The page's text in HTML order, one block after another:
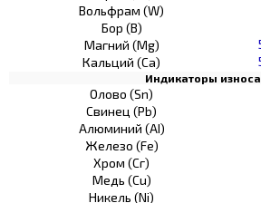
Вольфрам (W)
Бор (В)
Магний (Mg)
Кальций (Са)
Индикаторы износа
Олово (Sn)
Свинец (Pb)
Алюминий (AI)
Железо (Fe)
Хром (Сг)
Медь (Cu)
Никель (Ni)